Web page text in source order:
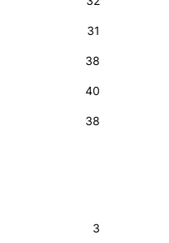
31
38
40
38
3